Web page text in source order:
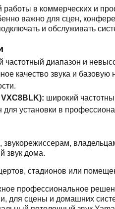
работы в коммерческих и
важно для сцен,
и обслуживать
частотный диапазон и
качество звука и
широкий
установки в
звук дома.
стадионов или
профессиональное
для сцены и домашних